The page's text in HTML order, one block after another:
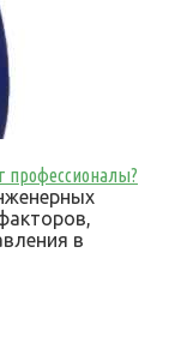
профессионалы?
в